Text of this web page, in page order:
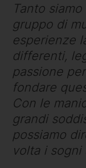
Tanto
gruppo di
esperienze
differenti,
passione
fondare
Con le
grandi
possiamo
volta i sogni